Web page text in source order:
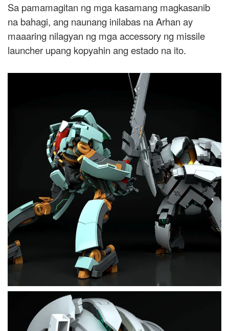
Sa pamamagitan ng mga kasamang magkasanib
na bahagi, ang naunang inilabas na Arhan ay
maaaring nilagyan ng mga accessory ng missile
launcher upang kopyahin ang estado na ito.